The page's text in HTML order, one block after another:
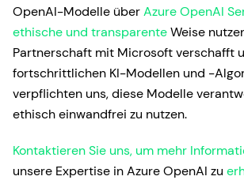
OpenAI-Modelle überAzure OpenAI
ethische und transparenteWeise
Partnerschaft mit Microsoft verschafft
fortschrittlichen KI-Modellen und -
verpflichten uns, diese Modelle
ethisch einwandfrei zu nutzen.
Kontaktieren Sie uns, um mehr
unsere Expertise in Azure OpenAI zu